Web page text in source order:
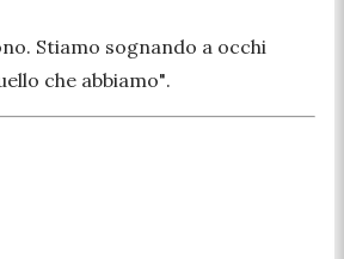
Stiamo sognando a occhi
che abbiamo".